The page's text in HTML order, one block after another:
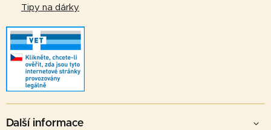
Tipy na dárky
Další informace